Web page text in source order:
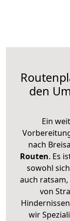
den
Ein
nach
Routen. Es
sowohl
auch
von
wir